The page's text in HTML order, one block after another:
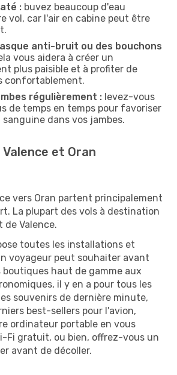
: buvez beaucoup d'eau
vol, car l'air en cabine peut être
anti-bruit ou des bouchons
vous aidera à créer un
plus paisible et à profiter de
confortablement.
régulièrement : levez-vous
de temps en temps pour favoriser
dans vos jambes.
et Oran
vers Oran partent principalement
La plupart des vols à destination
de Valence.
toutes les installations et
voyageur peut souhaiter avant
boutiques haut de gamme aux
il y en a pour tous les
souvenirs de dernière minute,
best-sellers pour l'avion,
ordinateur portable en vous
Fi gratuit, ou bien, offrez-vous un
avant de décoller.